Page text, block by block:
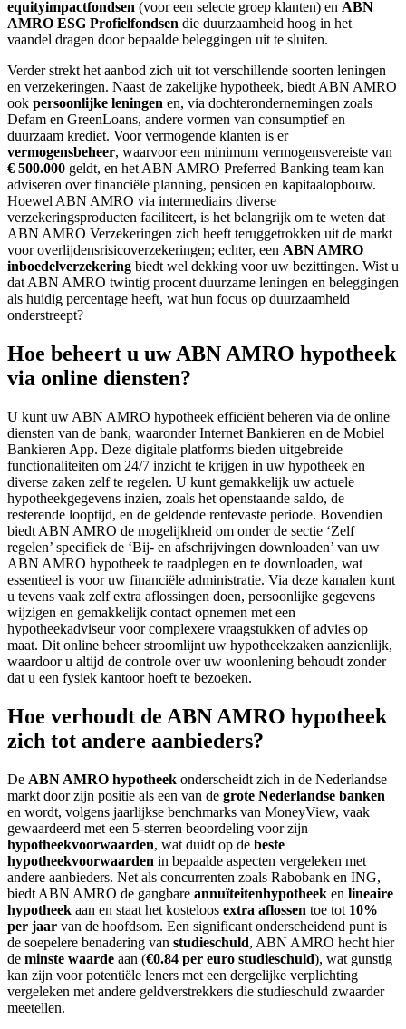
equityimpactfondsen (voor een selecte groep klanten) en ABN
AMRO ESG Profielfondsen die duurzaamheid hoog in het
vaandel dragen door bepaalde beleggingen uit te sluiten.
Verder strekt het aanbod zich uit tot verschillende soorten leningen
en verzekeringen. Naast de zakelijke hypotheek, biedt ABN AMRO
ook persoonlijke leningen en, via dochterondernemingen zoals
Defam en GreenLoans, andere vormen van consumptief en
duurzaam krediet. Voor vermogende klanten is er
vermogensbeheer, waarvoor een minimum vermogensvereiste van
€ 500.000 geldt, en het ABN AMRO Preferred Banking team kan
adviseren over financiële planning, pensioen en kapitaalopbouw.
Hoewel ABN AMRO via intermediairs diverse
verzekeringsproducten faciliteert, is het belangrijk om te weten dat
ABN AMRO Verzekeringen zich heeft teruggetrokken uit de markt
voor overlijdensrisicoverzekeringen; echter, een ABN AMRO
inboedelverzekering biedt wel dekking voor uw bezittingen. Wist u
dat ABN AMRO twintig procent duurzame leningen en beleggingen
als huidig percentage heeft, wat hun focus op duurzaamheid
onderstreept?
Hoe beheert u uw ABN AMRO hypotheek
via online diensten?
U kunt uw ABN AMRO hypotheek efficiënt beheren via de online
diensten van de bank, waaronder Internet Bankieren en de Mobiel
Bankieren App. Deze digitale platforms bieden uitgebreide
functionaliteiten om 24/7 inzicht te krijgen in uw hypotheek en
diverse zaken zelf te regelen. U kunt gemakkelijk uw actuele
hypotheekgegevens inzien, zoals het openstaande saldo, de
resterende looptijd, en de geldende rentevaste periode. Bovendien
biedt ABN AMRO de mogelijkheid om onder de sectie ‘Zelf
regelen’ specifiek de ‘Bij- en afschrijvingen downloaden’ van uw
ABN AMRO hypotheek te raadplegen en te downloaden, wat
essentieel is voor uw financiële administratie. Via deze kanalen kunt
u tevens vaak zelf extra aflossingen doen, persoonlijke gegevens
wijzigen en gemakkelijk contact opnemen met een
hypotheekadviseur voor complexere vraagstukken of advies op
maat. Dit online beheer stroomlijnt uw hypotheekzaken aanzienlijk,
waardoor u altijd de controle over uw woonlening behoudt zonder
dat u een fysiek kantoor hoeft te bezoeken.
Hoe verhoudt de ABN AMRO hypotheek
zich tot andere aanbieders?
De ABN AMRO hypotheek onderscheidt zich in de Nederlandse
markt door zijn positie als een van de grote Nederlandse banken
en wordt, volgens jaarlijkse benchmarks van MoneyView, vaak
gewaardeerd met een 5-sterren beoordeling voor zijn
hypotheekvoorwaarden, wat duidt op de beste
hypotheekvoorwaarden in bepaalde aspecten vergeleken met
andere aanbieders. Net als concurrenten zoals Rabobank en ING,
biedt ABN AMRO de gangbare annuïteitenhypotheek en lineaire
hypotheek aan en staat het kosteloos extra aflossen toe tot 10%
per jaar van de hoofdsom. Een significant onderscheidend punt is
de soepelere benadering van studieschuld, ABN AMRO hecht hier
de minste waarde aan (€0.84 per euro studieschuld), wat gunstig
kan zijn voor potentiële leners met een dergelijke verplichting
vergeleken met andere geldverstrekkers die studieschuld zwaarder
meetellen.